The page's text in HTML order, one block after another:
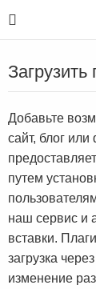
Загрузить
Добавьте
сайт, блог
путем
наш сервис и
вставки.
загрузка
изменение